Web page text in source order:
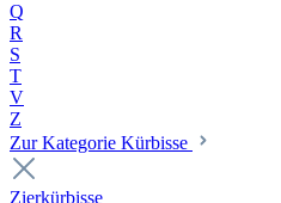
Q
R
S
T
V
Z
Zur Kategorie Kürbisse
Zierkürbisse